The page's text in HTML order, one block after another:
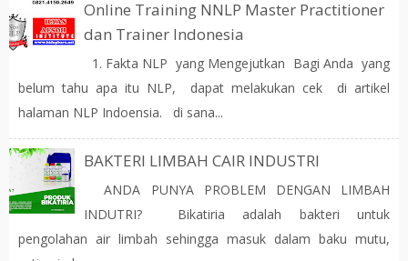
Online Training NNLP Master Practitioner
dan Trainer Indonesia
1. Fakta NLP yang Mengejutkan Bagi Anda yang
belum tahu apa itu NLP, dapat melakukan cek di artikel
halaman NLP Indoensia. di sana...
BAKTERI LIMBAH CAIR INDUSTRI
ANDA PUNYA PROBLEM DENGAN LIMBAH
INDUTRI? Bikatiria adalah bakteri untuk
pengolahan air limbah sehingga masuk dalam baku mutu,